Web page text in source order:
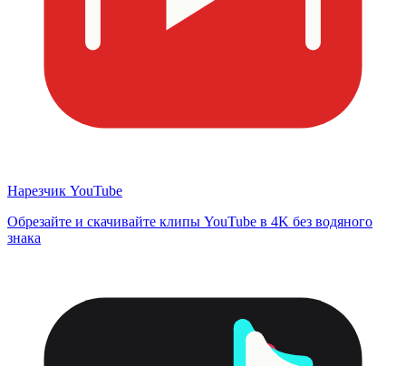
Нарезчик YouTube
Обрезайте и скачивайте клипы YouTube в 4K без водяного
знака